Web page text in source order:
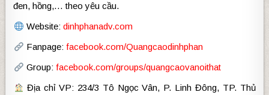
đen, hồng,… theo yêu cầu.
Website: dinhphanadv.com
Fanpage: facebook.com/Quangcaodinhphan
Group: facebook.com/groups/quangcaovanoithat
Địa chỉ VP: 234/3 Tô Ngọc Vân, P. Linh Đông, TP. Thủ